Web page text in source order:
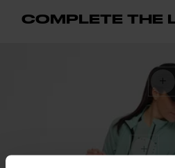
COMPLETE THE